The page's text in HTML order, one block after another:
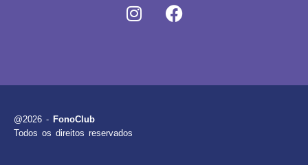
@2026 - FonoClub
Todos os direitos reservados